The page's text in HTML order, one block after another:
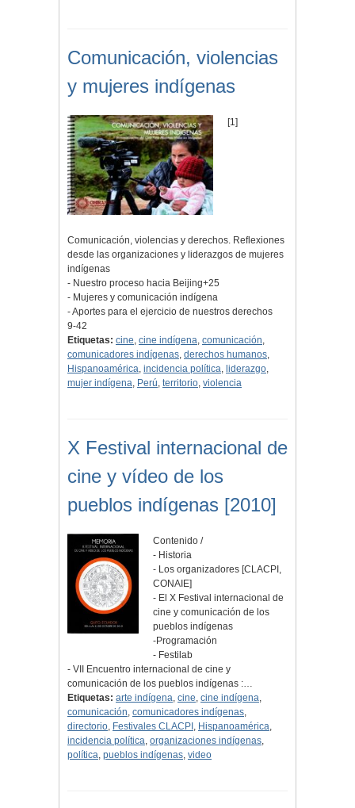
Comunicación, violencias
y mujeres indígenas
[1]
Comunicación, violencias y derechos. Reflexiones
desde las organizaciones y liderazgos de mujeres
indígenas
- Nuestro proceso hacia Beijing+25
- Mujeres y comunicación indígena
- Aportes para el ejercicio de nuestros derechos
9-42
Etiquetas: cine, cine indígena, comunicación,
comunicadores indígenas, derechos humanos,
Hispanoamérica, incidencia política, liderazgo,
mujer indígena, Perú, territorio, violencia
X Festival internacional de
cine y vídeo de los
pueblos indígenas [2010]
Contenido /
- Historia
- Los organizadores [CLACPI,
CONAIE]
- El X Festival internacional de
cine y comunicación de los
pueblos indígenas
-Programación
- Festilab
- VII Encuentro internacional de cine y
comunicación de los pueblos indígenas :…
Etiquetas: arte indígena, cine, cine indígena,
comunicación, comunicadores indígenas,
directorio, Festivales CLACPI , Hispanoamérica,
incidencia política, organizaciones indígenas,
política, pueblos indígenas, video